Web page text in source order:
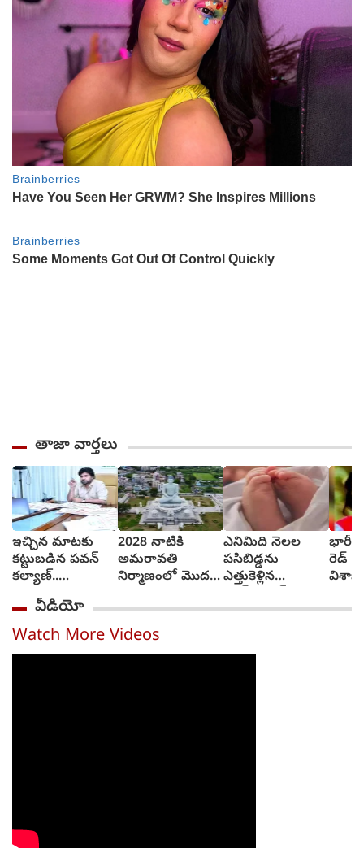
తాజా వార్తలు
ఇచ్చిన మాటకు
కట్టుబడిన పవన్
కల్యాణ్..
కళకళలాడుతున్న
రోడ్లు
2028 నాటికి
అమరావతి
నిర్మాణంలో మొదటి
వంగలపూడి అనిత
ఎనిమిది నెలల
పసిబిడ్డను
ఎత్తుకెళ్లిన
మూడు గంటల్లో
భారీ
రెడ్
విశాఖ
వీడియో
Watch More Videos